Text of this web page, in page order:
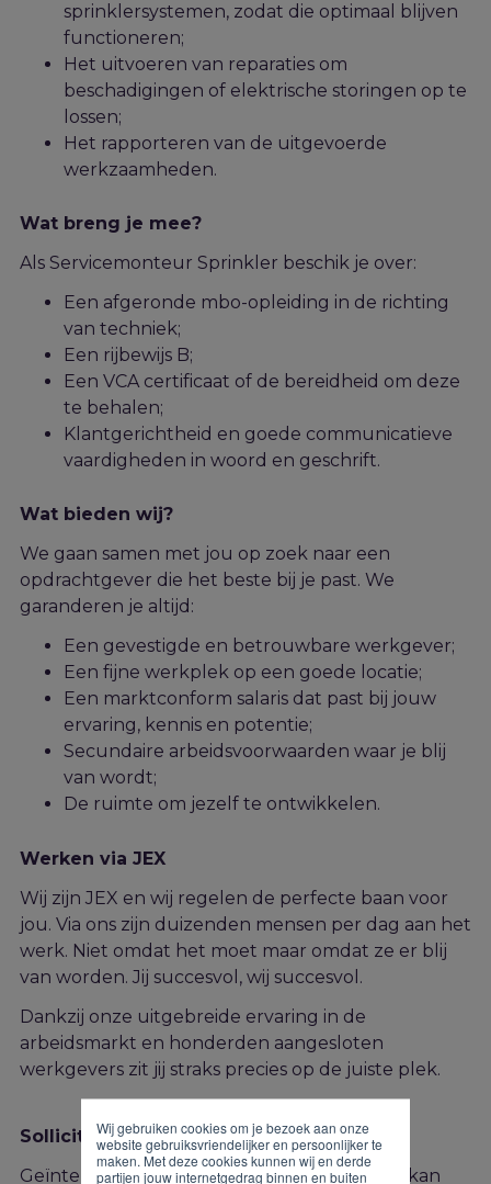
Wij gebruiken cookies om je bezoek aan onze
website gebruiksvriendelijker en persoonlijker te
maken. Met deze cookies kunnen wij en derde
partijen jouw internetgedrag binnen en buiten
sprinklersystemen, zodat die optimaal blijven
functioneren;
Het uitvoeren van reparaties om
beschadigingen of elektrische storingen op te
lossen;
Het rapporteren van de uitgevoerde
werkzaamheden.
Wat breng je mee?
Als Servicemonteur Sprinkler beschik je over:
Een afgeronde mbo-opleiding in de richting
van techniek;
Een rijbewijs B;
Een VCA certificaat of de bereidheid om deze
te behalen;
Klantgerichtheid en goede communicatieve
vaardigheden in woord en geschrift.
Wat bieden wij?
We gaan samen met jou op zoek naar een
opdrachtgever die het beste bij je past. We
garanderen je altijd:
Een gevestigde en betrouwbare werkgever;
Een fijne werkplek op een goede locatie;
Een marktconform salaris dat past bij jouw
ervaring, kennis en potentie;
Secundaire arbeidsvoorwaarden waar je blij
van wordt;
De ruimte om jezelf te ontwikkelen.
Werken via JEX
Wij zijn JEX en wij regelen de perfecte baan voor
jou. Via ons zijn duizenden mensen per dag aan het
werk. Niet omdat het moet maar omdat ze er blij
van worden. Jij succesvol, wij succesvol.
Dankzij onze uitgebreide ervaring in de
arbeidsmarkt en honderden aangesloten
werkgevers zit jij straks precies op de juiste plek.
Solliciteren
Geïnteresseerd in deze functie? Solliciteren kan